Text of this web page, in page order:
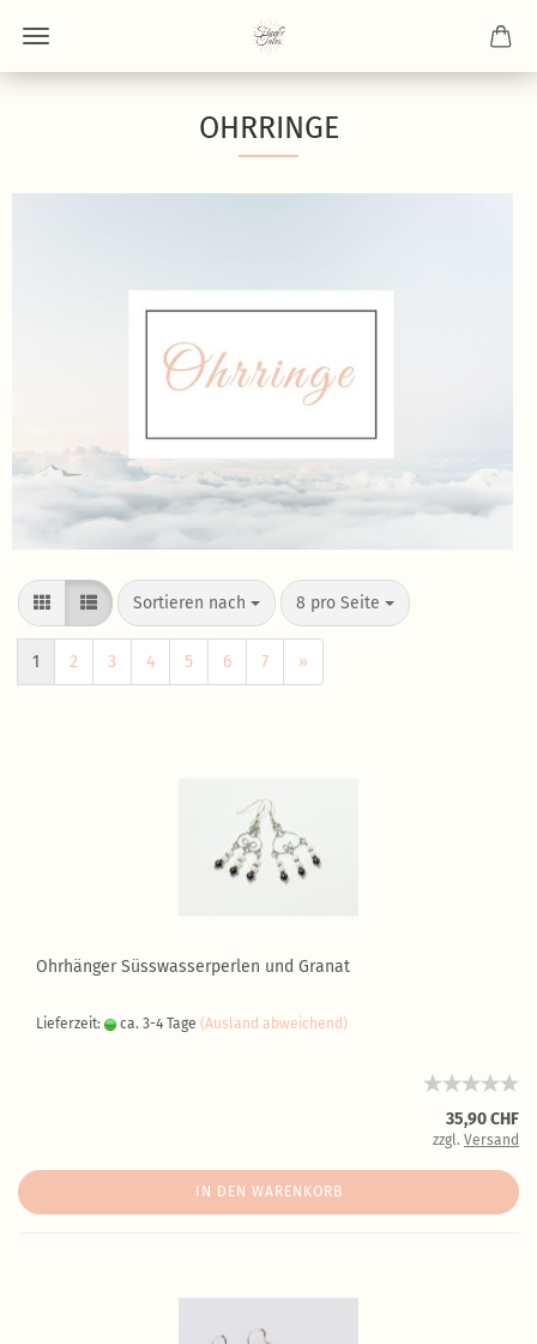
OHRRINGE
Sortieren nach 8 pro Seite
1 2 3 4 5 6 7 »
Ohrhänger Süsswasserperlen und Granat
Lieferzeit: ca. 3-4 Tage (Ausland abweichend)
35,90 CHF
zzgl. Versand
IN DEN WARENKORB